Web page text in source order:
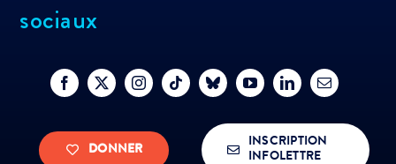
sociaux
DONNER
INSCRIPTION
INFOLETTRE